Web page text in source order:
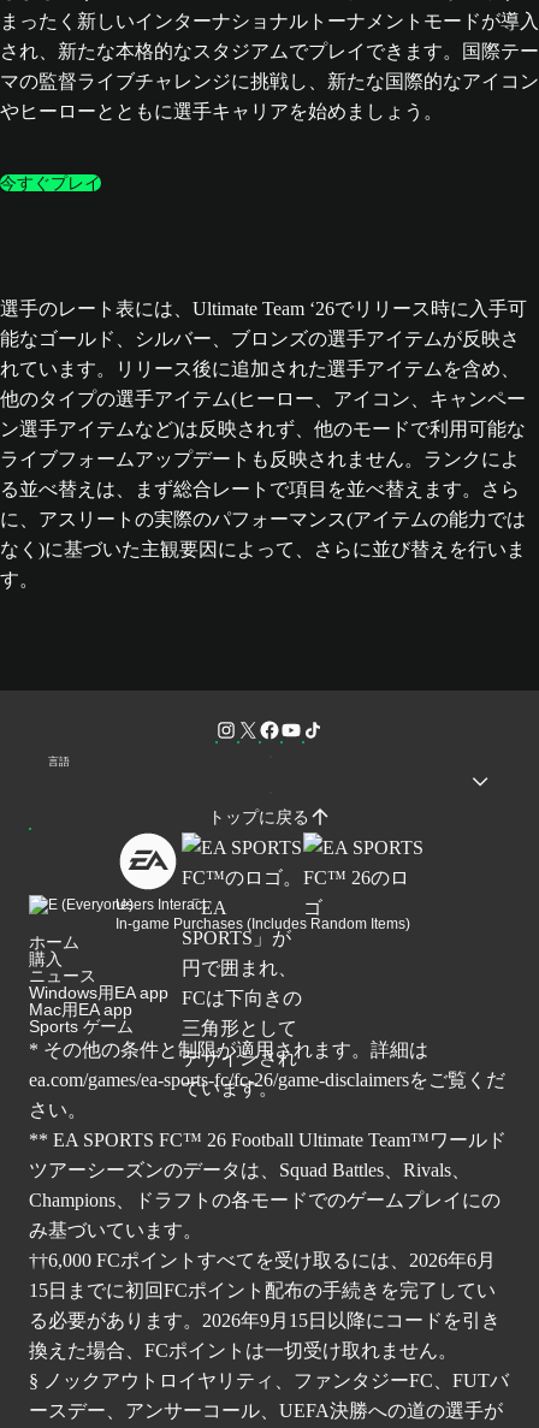
まったく新しいインターナショナルトーナメントモードが導入
され、新たな本格的なスタジアムでプレイできます。国際テー
マの監督ライブチャレンジに挑戦し、新たな国際的なアイコン
やヒーローとともに選手キャリアを始めましょう。
今すぐプレイ
選手のレート表には、Ultimate Team ‘26でリリース時に入手可
能なゴールド、シルバー、ブロンズの選手アイテムが反映さ
れています。リリース後に追加された選手アイテムを含め、
他のタイプの選手アイテム(ヒーロー、アイコン、キャンペー
ン選手アイテムなど)は反映されず、他のモードで利用可能な
ライブフォームアップデートも反映されません。ランクによ
る並べ替えは、まず総合レートで項目を並べ替えます。さら
に、アスリートの実際のパフォーマンス(アイテムの能力では
なく)に基づいた主観要因によって、さらに並び替えを行いま
す。
言語
トップに戻る
Users Interact
In-game Purchases (Includes Random Items)
ホーム
購入
ニュース
Windows用EA app
Mac用EA app
Sports ゲーム
* その他の条件と制限が適用されます。詳細は
ea.com/games/ea-sports-fc/fc-26/game-disclaimersをご覧くだ
さい。
** EA SPORTS FC™ 26 Football Ultimate Team™ワールド
ツアーシーズンのデータは、Squad Battles、Rivals、
Champions、ドラフトの各モードでのゲームプレイにの
み基づいています。
††6,000 FCポイントすべてを受け取るには、2026年6月
15日までに初回FCポイント配布の手続きを完了してい
る必要があります。2026年9月15日以降にコードを引き
換えた場合、FCポイントは一切受け取れません。
§ ノックアウトロイヤリティ、ファンタジーFC、FUTバ
ースデー、アンサーコール、UEFA決勝への道の選手が